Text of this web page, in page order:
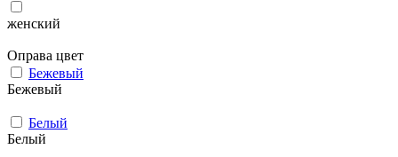
женский
Оправа цвет
Бежевый
Бежевый
Белый
Белый